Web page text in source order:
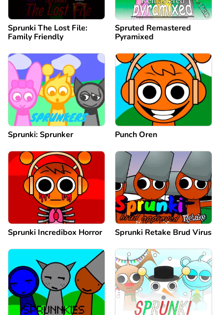
Sprunki The Lost File:
Family Friendly
Spruted Remastered
Pyramixed
Sprunki: Sprunker Punch Oren
Sprunki Incredibox Horror Sprunki Retake Brud Virus